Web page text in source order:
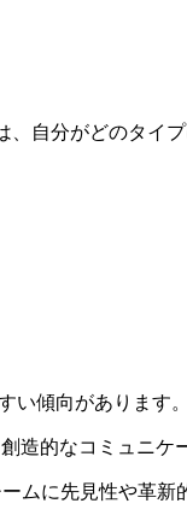
自分がどのタイ
い傾向があります。
的なコミュニケ
ムに先見性や革